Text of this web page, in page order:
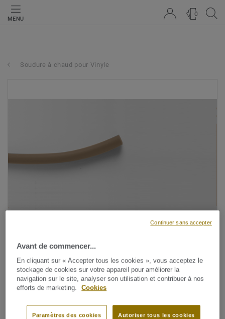
MENU
0
Soudure à chaud pour Vinyle
Voir tous les décors (1146)
Avant de commencer...
En cliquant sur « Accepter tous les cookies », vous acceptez le
stockage de cookies sur votre appareil pour améliorer la
navigation sur le site, analyser son utilisation et contribuer à nos
efforts de marketing.
Cookies
Autoriser tous les cookies
Paramètres des cookies
Continuer sans accepter